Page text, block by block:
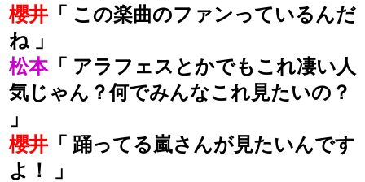
櫻井 「 この楽曲のファンっているんだ
ね 」
松本「 アラフェスとかでもこれ凄い人
気じゃん？何でみんなこれ見たいの？
」
櫻井 「 踊ってる嵐さんが見たいんです
よ！ 」